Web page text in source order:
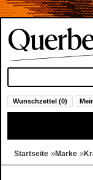
Wunschzettel (0)
Startseite »Marke »